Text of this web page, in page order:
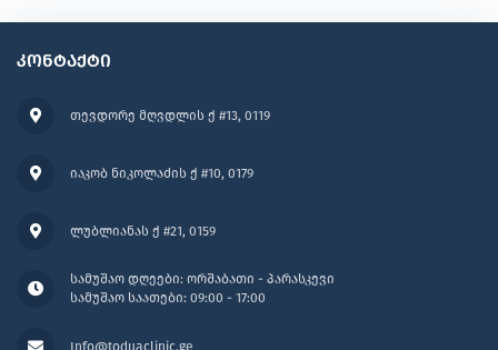
კონტაქტი
თევდორე მღვდლის ქ #13, 0119
სამუშაო დღეები: ორშაბათი - პარასკევი
სამუშაო საათები: 09:00 - 17:00
იაკობ ნიკოლაძის ქ #10, 0179
Info@toduaclinic.ge
ლუბლიანას ქ #21, 0159